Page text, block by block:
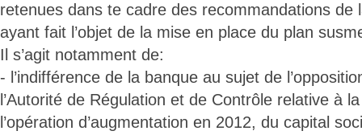
retenues dans te cadre des recommandations de
ayant fait l’objet de la mise en place du plan
Il s’agit notamment de:
- l’indifférence de la banque au sujet de
l’Autorité de Régulation et de Contrôle relative à
l’opération d’augmentation en 2012, du capital